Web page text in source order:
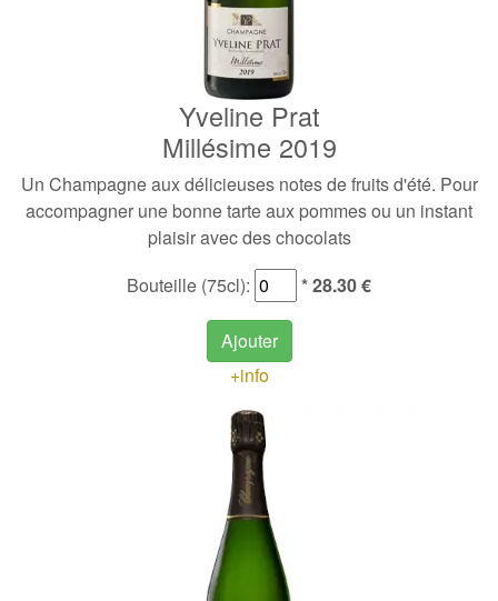
Yveline Prat
Millésime 2019
Un Champagne aux délicieuses notes de fruits d'été. Pour
accompagner une bonne tarte aux pommes ou un instant
plaisir avec des chocolats
Bouteille (75cl):
* 28.30 €
Ajouter
+info